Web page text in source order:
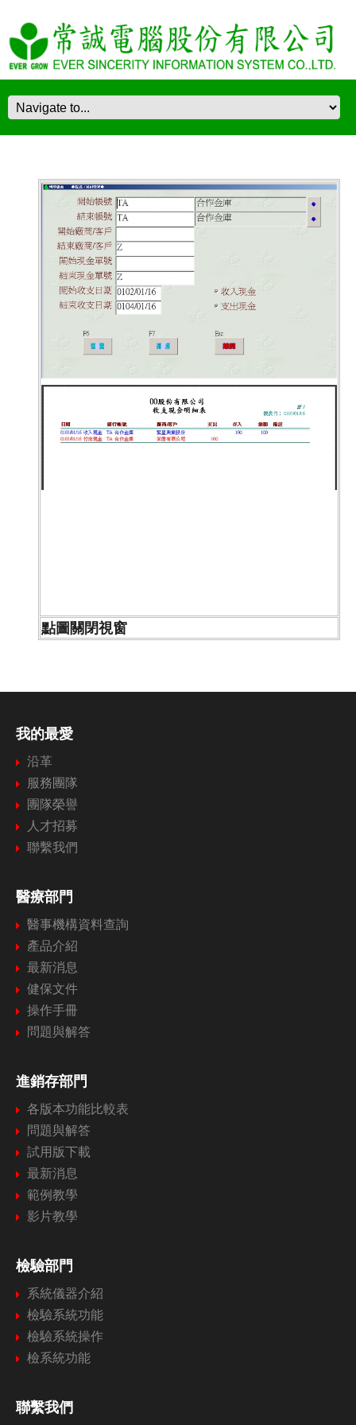
點圖關閉視窗
我的最愛
沿革
服務團隊
團隊榮譽
人才招募
聯繫我們
醫療部門
醫事機構資料查詢
產品介紹
最新消息
健保文件
操作手冊
問題與解答
進銷存部門
各版本功能比較表
問題與解答
試用版下載
最新消息
範例教學
影片教學
檢驗部門
系統儀器介紹
檢驗系統功能
檢驗系統操作
檢系統功能
聯繫我們